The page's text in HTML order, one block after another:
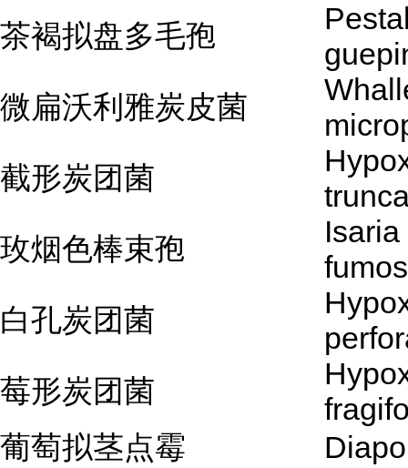
茶褐拟盘多毛孢
微扁沃利雅炭皮菌
截形炭团菌
玫烟色棒束孢
Isaria
白孔炭团菌
莓形炭团菌
葡萄拟茎点霉